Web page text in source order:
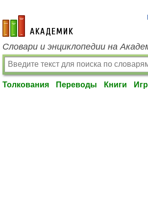
academic.ru
Словари и энциклопедии на
Толкования Переводы Книги